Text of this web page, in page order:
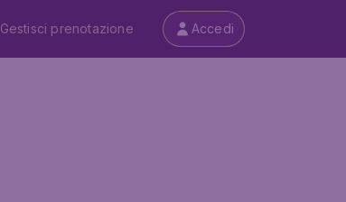
Gestisci prenotazione Accedi